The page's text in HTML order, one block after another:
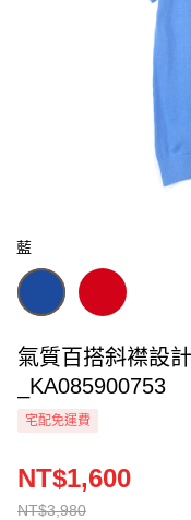
藍
氣質百搭斜襟設
_KA085900753
宅配免運費
NT$3,980
NT$1,600